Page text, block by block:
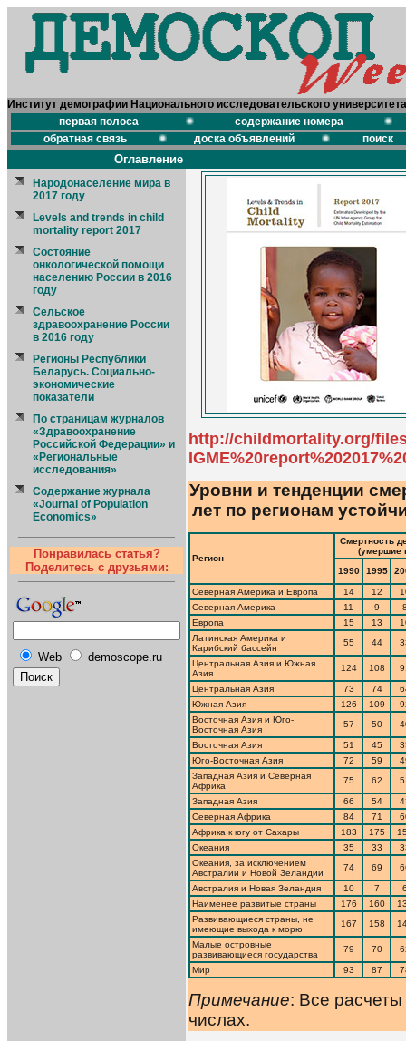
Институт демографии Национального исследовательского
первая полоса
содержание номера
обратная связь
доска объявлений поиск
Оглавление
Народонаселение мира в
2017 году
Levels and trends in child
mortality report 2017
Состояние
онкологической помощи
населению России в 2016
году
Сельское
здравоохранение России
в 2016 году
Регионы Республики
Беларусь. Социально-
экономические
показатели
По страницам журналов
«Здравоохранение
Российской Федерации» и
«Региональные
исследования»
Содержание журнала
«Journal of Population
Economics»
Понравилась статья?
Поделитесь с друзьями:
Web demoscope.ru
http://childmortality.org/
Уровни и тенденции
лет по регионам
Регион
Смертность
(умершие
1990
1995
Северная Америка и Европа 14 12
Северная Америка
11 9
Европа
15 13
Латинская Америка и
Карибский бассейн
55 44
Центральная Азия и Южная
Азия
124 108
Центральная Азия 73 74
Южная Азия
126 109
Восточная Азия и Юго-
Восточная Азия
57 50
Восточная Азия 51 45
Юго-Восточная Азия
72 59
Западная Азия и Северная
Африка
75 62
Западная Азия 66 54
Северная Африка
84 71
Африка к югу от Сахары
183 175
Океания
35 33
Океания, за исключением
Австралии и Новой Зеландии
74 69
Австралия и Новая Зеландия 10 7
Наименее развитые страны
176 160
Развивающиеся страны, не
имеющие выхода к морю
167 158
Малые островные
развивающиеся государства
79 70
Мир 93 87
Примечание: Все
числах.